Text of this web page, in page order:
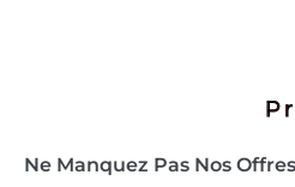
Ne Manquez Pas Nos